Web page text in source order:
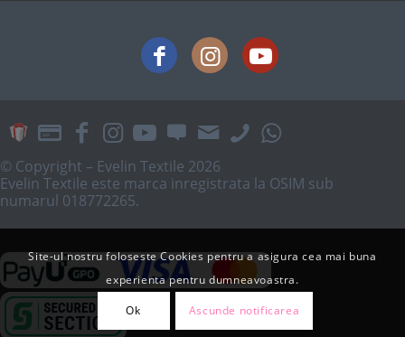
© Copyright – Evelin Textile 2026
Evelin Textile este marca inregistrata la OSIM sub
numarul 018772265.
Site-ul nostru foloseste Cookies pentru a asigura cea mai buna
experienta pentru dumneavoastra.
Ok Ascunde notificarea